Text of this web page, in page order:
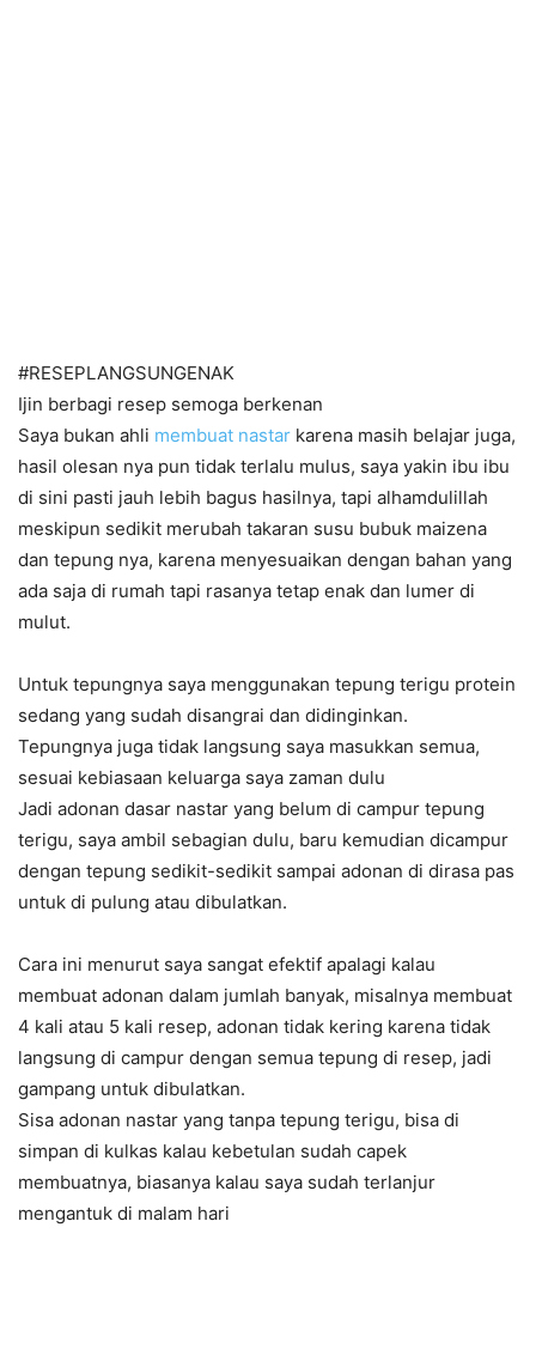
#RESEPLANGSUNGENAK
Ijin berbagi resep semoga berkenan
Saya bukan ahli membuat nastar karena masih belajar juga,
hasil olesan nya pun tidak terlalu mulus, saya yakin ibu ibu
di sini pasti jauh lebih bagus hasilnya, tapi alhamdulillah
meskipun sedikit merubah takaran susu bubuk maizena
dan tepung nya, karena menyesuaikan dengan bahan yang
ada saja di rumah tapi rasanya tetap enak dan lumer di
mulut.
Untuk tepungnya saya menggunakan tepung terigu protein
sedang yang sudah disangrai dan didinginkan.
Tepungnya juga tidak langsung saya masukkan semua,
sesuai kebiasaan keluarga saya zaman dulu
Jadi adonan dasar nastar yang belum di campur tepung
terigu, saya ambil sebagian dulu, baru kemudian dicampur
dengan tepung sedikit-sedikit sampai adonan di dirasa pas
untuk di pulung atau dibulatkan.
Cara ini menurut saya sangat efektif apalagi kalau
membuat adonan dalam jumlah banyak, misalnya membuat
4 kali atau 5 kali resep, adonan tidak kering karena tidak
langsung di campur dengan semua tepung di resep, jadi
gampang untuk dibulatkan.
Sisa adonan nastar yang tanpa tepung terigu, bisa di
simpan di kulkas kalau kebetulan sudah capek
membuatnya, biasanya kalau saya sudah terlanjur
mengantuk di malam hari